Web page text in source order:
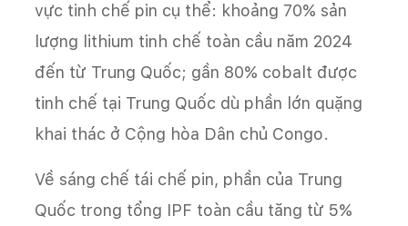
vực tinh chế pin cụ thể: khoảng 70% sản
lượng lithium tinh chế toàn cầu năm 2024
đến từ Trung Quốc; gần 80% cobalt được
tinh chế tại Trung Quốc dù phần lớn quặng
khai thác ở Cộng hòa Dân chủ Congo.
Về sáng chế tái chế pin, phần của Trung
Quốc trong tổng IPF toàn cầu tăng từ 5%